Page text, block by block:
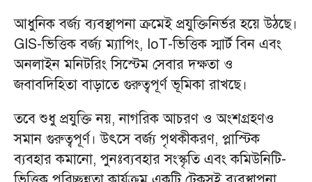
আধুনিক বর্জ্য ব্যবস্থাপনা ক্রমেই প্রযুক্তিনির্ভর হয়ে উঠছে।
GIS-ভিত্তিক বর্জ্য ম্যাপিং, IoT-ভিত্তিক স্মার্ট বিন এবং
অনলাইন মনিটরিং সিস্টেম সেবার দক্ষতা ও
জবাবদিহিতা বাড়াতে গুরুত্বপূর্ণ ভূমিকা রাখছে।
তবে শুধু প্রযুক্তি নয়, নাগরিক আচরণ ও অংশগ্রহণও
সমান গুরুত্বপূর্ণ। উৎসে বর্জ্য পৃথকীকরণ, প্লাস্টিক
ব্যবহার কমানো, পুনঃব্যবহার সংস্কৃতি এবং কমিউনিটি-